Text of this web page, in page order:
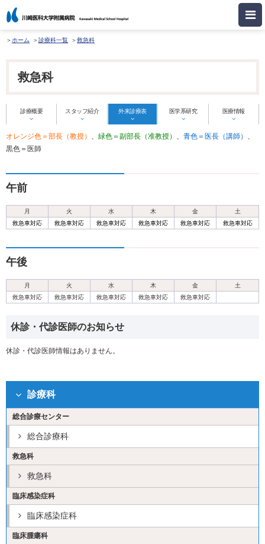
ホーム 診療科一覧 救急科
救急科
診療概要 スタッフ紹介 外来診療表 医学系研究 医療情報
オレンジ色＝部長（教授） 、 緑色＝副部長（准教授） 、 青色＝医長（講師） 、
黒色＝医師
午前
月 火 水 木 金
土
救急車対応
救急車対応 救急車対応 救急車対応 救急車対応 救急車対応
午後
月 火 水 木 金
土
救急車対応
救急車対応 救急車対応 救急車対応 救急車対応
休診・代診医師のお知らせ
休診・代診医師情報はありません。
診療科
総合診療センター
総合診療科
救急科
救急科
臨床感染症科
臨床感染症科
臨床腫瘍科